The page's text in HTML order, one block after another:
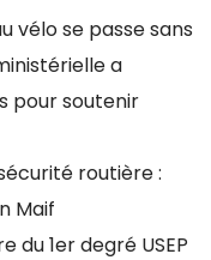
vélo se passe sans
a
pour soutenir
routière :
Maif
du 1er degré USEP